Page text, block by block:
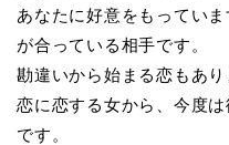
あなたに好意をもってい
が合っている相手です。
勘違いから始まる恋もあり
恋に恋する女から、今度
です。